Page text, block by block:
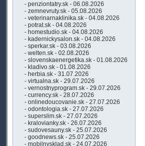
- penziontatry.sk - 06.08.2026
- zemnevruty.sk - 05.08.2026
- veterinarnaklinika.sk - 04.08.2026
- potrat.sk - 04.08.2026
- homestudio.sk - 04.08.2026
- kadernickysalon.sk - 04.08.2026
- sperkar.sk - 03.08.2026
- welten.sk - 02.08.2026
- slovenskaenergetika.sk - 01.08.2026
- kladivo.sk - 01.08.2026
- herbia.sk - 31.07.2026
- virtualna.sk - 29.07.2026
- vernostnyprogram.sk - 29.07.2026
- currency.sk - 28.07.2026
- onlinedoucovanie.sk - 27.07.2026
- odontologia.sk - 27.07.2026
- superslim.sk - 27.07.2026
- kralovianky.sk - 26.07.2026
- sudovesauny.sk - 25.07.2026
- goodnews.sk - 25.07.2026
- mobilnysklad.sk - 24.07.2026